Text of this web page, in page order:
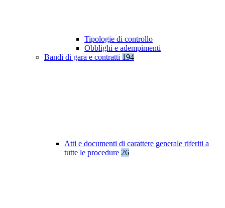
Tipologie di controllo
Obblighi e adempimenti
Bandi di gara e contratti 194
Atti e documenti di carattere generale riferiti a
tutte le procedure 26